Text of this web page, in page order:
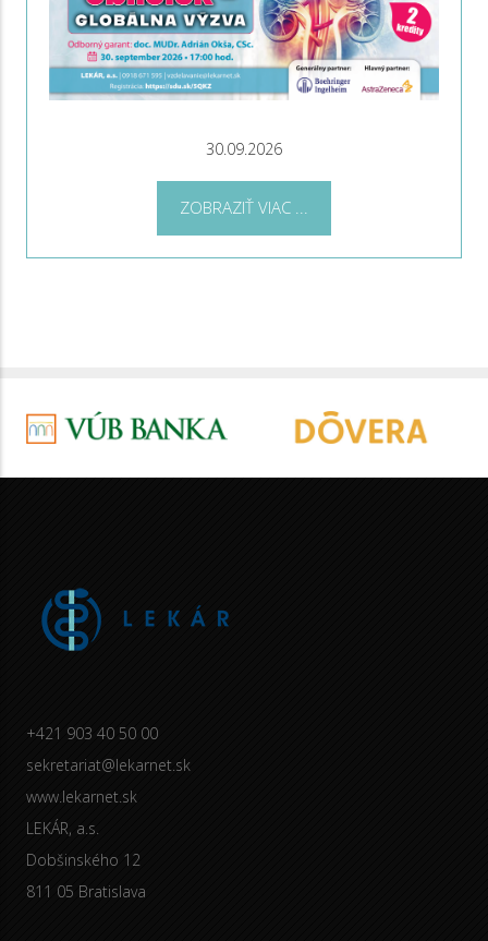
30.09.2026
ZOBRAZIŤ VIAC ...
+421 903 40 50 00
sekretariat@lekarnet.sk
www.lekarnet.sk
LEKÁR, a.s.
Dobšinského 12
811 05 Bratislava